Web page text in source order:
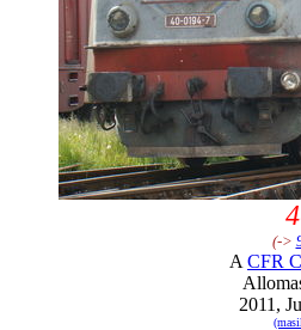
(->
A CFR
2011,